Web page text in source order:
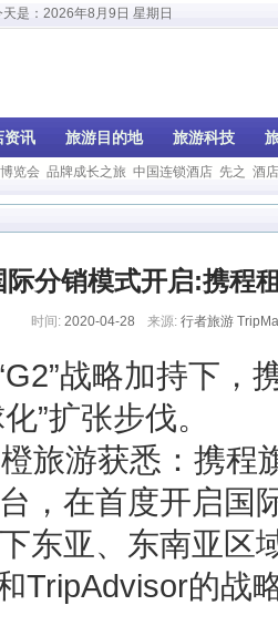
是： 2026年8月9日 星期日
资讯 旅游目的地 旅游科技
览会 品牌成长之旅 中国连锁酒店 先之 酒
际分销模式开启:携程
时间: 2020-04-28 来源: 行者旅游
战略加持下
”扩张步伐。
旅游获悉：携程
台，在首度开启
东亚、东南亚区
TripAdvisor的战